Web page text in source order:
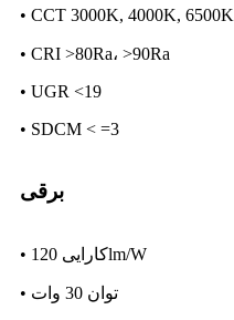
• CCT 3000K, 4000K, 6500K
• CRI >80Ra، >90Ra
• UGR <19
• SDCM < =3
برقی
• کارایی 120lm/W
• توان 30 وات